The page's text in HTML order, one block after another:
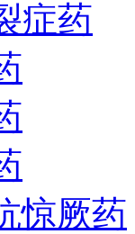
症药
惊厥药